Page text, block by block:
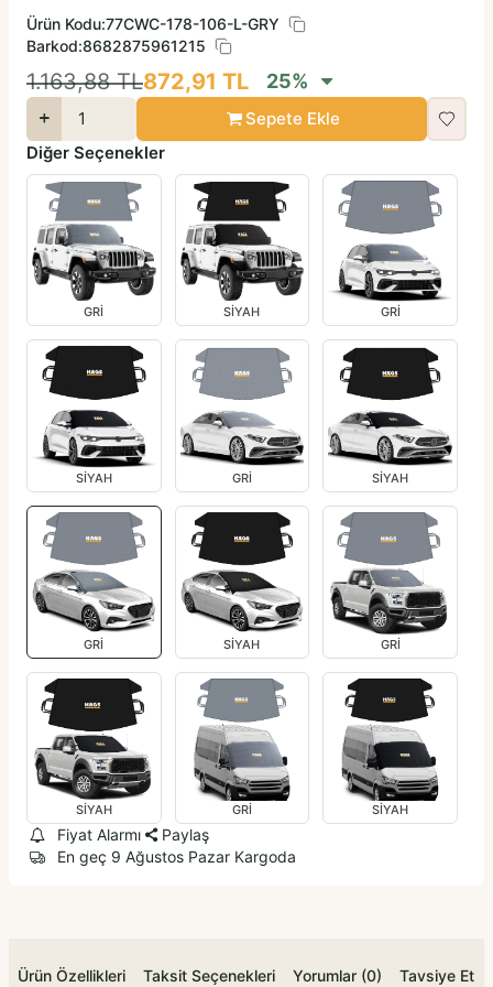
Ürün Kodu:77CWC-178-106-L-GRY
Barkod:8682875961215
1.163,88 TL872,91 TL 25%
Sepete Ekle
Diğer Seçenekler
GRİ SİYAH GRİ
SİYAH GRİ SİYAH
GRİ SİYAH GRİ
SİYAH GRİ SİYAH
Fiyat Alarmı
Paylaş
En geç 9 Ağustos Pazar Kargoda
Ürün Özellikleri Taksit Seçenekleri Yorumlar (0) Tavsiye Et